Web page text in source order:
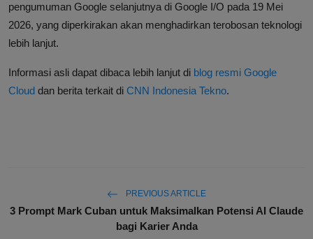
pengumuman Google selanjutnya di Google I/O pada 19 Mei
2026, yang diperkirakan akan menghadirkan terobosan teknologi
lebih lanjut.
Informasi asli dapat dibaca lebih lanjut di blog resmi Google
Cloud dan berita terkait di CNN Indonesia Tekno.
PREVIOUS ARTICLE
3 Prompt Mark Cuban untuk Maksimalkan Potensi AI Claude
bagi Karier Anda